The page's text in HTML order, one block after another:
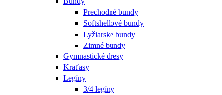
Prechodné bundy
Softshellové bundy
Lyžiarske bundy
Zimné bundy
Gymnastické dresy
Kraťasy
Legíny
3/4 legíny